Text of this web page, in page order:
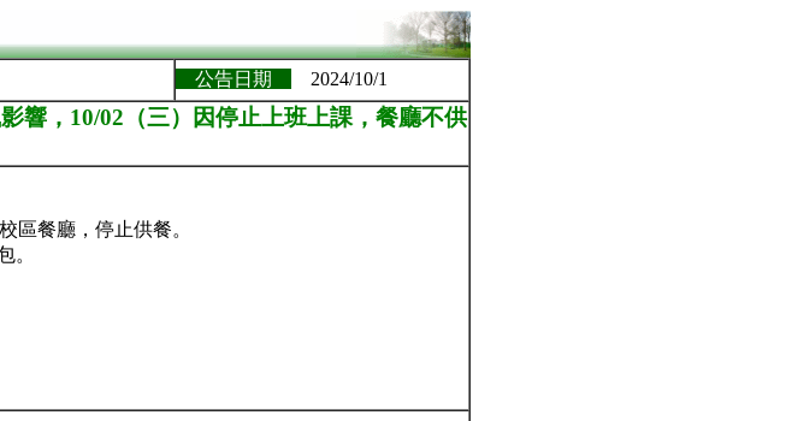
公告日期
2024/10/1
響，10/02（三）因停止上班上課，餐廳不供
區餐廳，停止供餐。
。